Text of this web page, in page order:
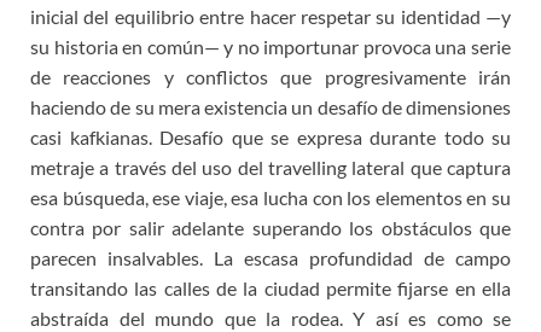
inicial del equilibrio entre hacer respetar su identidad —y
su historia en común— y no importunar provoca una serie
de reacciones y conflictos que progresivamente irán
haciendo de su mera existencia un desafío de dimensiones
casi kafkianas. Desafío que se expresa durante todo su
metraje a través del uso del travelling lateral que captura
esa búsqueda, ese viaje, esa lucha con los elementos en su
contra por salir adelante superando los obstáculos que
parecen insalvables. La escasa profundidad de campo
transitando las calles de la ciudad permite fijarse en ella
abstraída del mundo que la rodea. Y así es como se